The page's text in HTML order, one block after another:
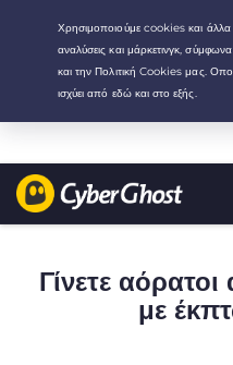
Your choice:The Best Deal
/
Γίνετε
με